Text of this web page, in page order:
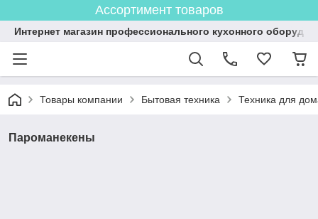
Ассортимент товаров
Интернет магазин профессионального кухонного
Товары компании Бытовая техника Техника для
Пароманекены